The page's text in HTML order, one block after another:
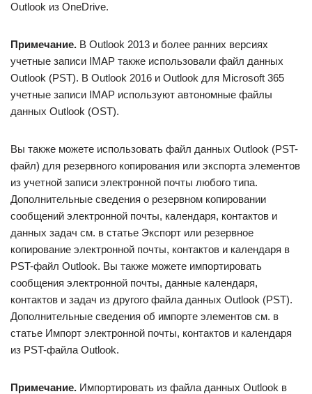
Outlook из OneDrive.
Примечание. В Outlook 2013 и более ранних версиях
учетные записи IMAP также использовали файл данных
Outlook (PST). В Outlook 2016 и Outlook для Microsoft 365
учетные записи IMAP используют автономные файлы
данных Outlook (OST).
Вы также можете использовать файл данных Outlook (PST-
файл) для резервного копирования или экспорта элементов
из учетной записи электронной почты любого типа.
Дополнительные сведения о резервном копировании
сообщений электронной почты, календаря, контактов и
данных задач см. в статье Экспорт или резервное
копирование электронной почты, контактов и календаря в
PST-файл Outlook. Вы также можете импортировать
сообщения электронной почты, данные календаря,
контактов и задач из другого файла данных Outlook (PST).
Дополнительные сведения об импорте элементов см. в
статье Импорт электронной почты, контактов и календаря
из PST-файла Outlook.
Примечание. Импортировать из файла данных Outlook в